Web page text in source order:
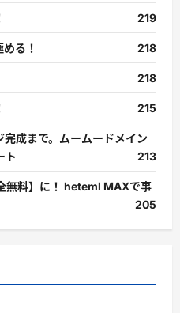
219
る！ 218
218
215
成まで。ムームードメイン
ト
213
無料】に！ heteml MAXで事
205